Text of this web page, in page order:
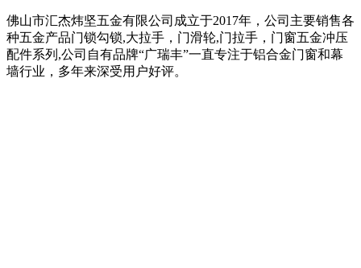
佛山市汇杰炜坚五金有限公司成立于2017年，公司主要销售各
种五金产品门锁勾锁,大拉手，门滑轮,门拉手，门窗五金冲压
配件系列,公司自有品牌“广瑞丰”一直专注于铝合金门窗和幕
墙行业，多年来深受用户好评。